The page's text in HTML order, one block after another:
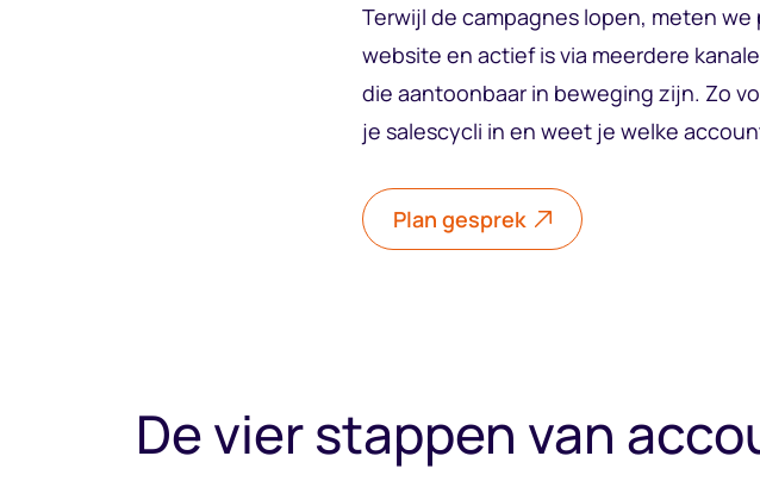
Terwijl de campagnes lopen, meten
website en actief is via meerdere
die aantoonbaar in beweging zijn. Zo
je salescycli in en weet je welke
Plan gesprek
De vier stappen van